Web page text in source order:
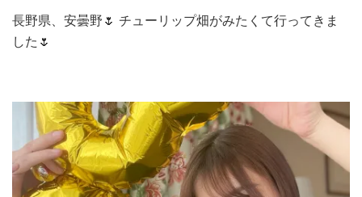
野
長野県、安曇野🌷 チューリップ畑がみたくて行ってきま
した🌷